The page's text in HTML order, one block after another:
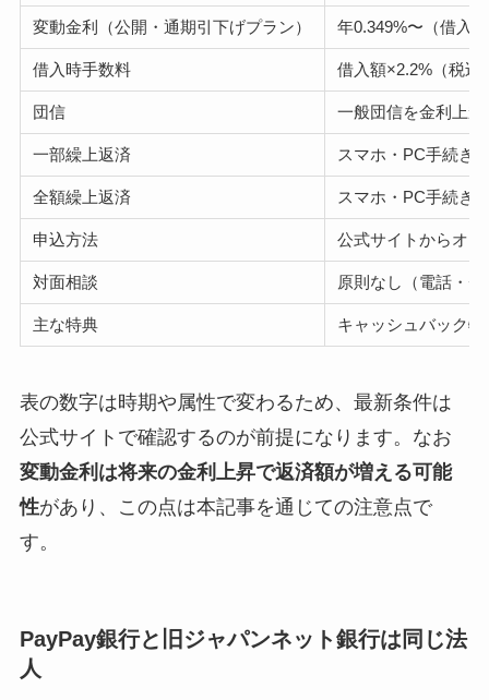
変動金利（公開・通期引下げプラン） 年0.349%〜（借入
借入時手数料 借入額×2.2%（税込
団信 一般団信を金利上
一部繰上返済 スマホ・PC手続き
全額繰上返済 スマホ・PC手続き
申込方法 公式サイトからオ
対面相談 原則なし（電話・
主な特典 キャッシュバック
表の数字は時期や属性で変わるため、最新条件は
公式サイトで確認するのが前提になります。なお
変動金利は将来の金利上昇で返済額が増える可能
性があり、この点は本記事を通じての注意点で
す。
PayPay銀行と旧ジャパンネット銀行は同じ法
人